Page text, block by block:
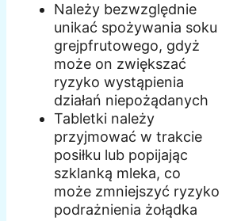
Należy bezwzględnie
unikać spożywania soku
grejpfrutowego, gdyż
może on zwiększać
ryzyko wystąpienia
działań niepożądanych
Tabletki należy
przyjmować w trakcie
posiłku lub popijając
szklanką mleka, co
może zmniejszyć ryzyko
podrażnienia żołądka